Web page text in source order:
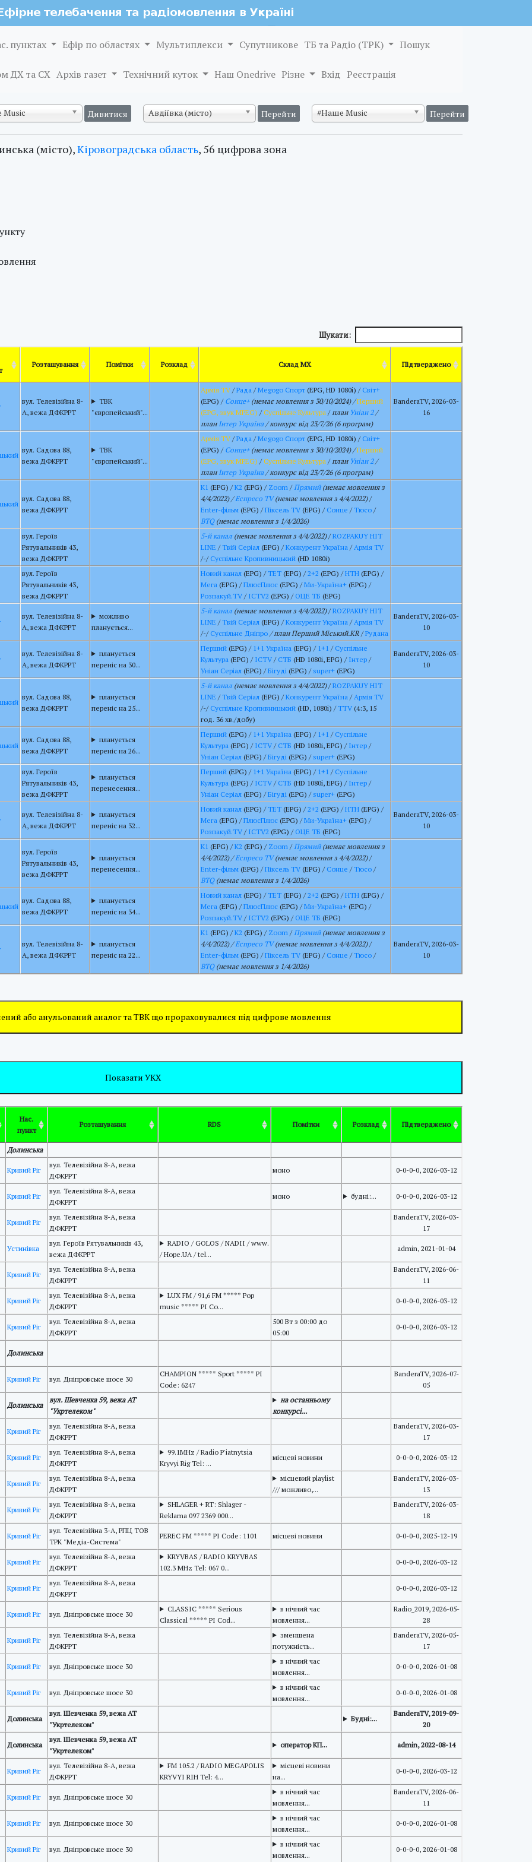
пунктах Ефір по областях Мультиплекси Супутникове ТБ та Радіо (ТРК) Пошук
ДХ та СХ Архів газет Технічний куток Наш Onedrive Різне Вхід Реєстрація
Авдіївка (місто) #Наше Music
(місто),Кіровоградська область, 56 цифрова зона
Шукати:
Розташування Помітки Розклад Склад МХ Підтверджено
вул. Телевізійна 8-
А, вежа ДФКРРТ
ТВК
"європейський"...
Армія TV /Рада /Megogo Спорт (EPG, HD 1080i) / Світ+
(EPG) / Сонце+(немає мовлення з 30/10/2024) /Перший
(EPG, звук MPEG) /Суспільне Культура /план Уніан 2/
планІнтер Україна / конкурс від 23/7/26 (6 програм)
BanderaTV, 2026-03-
16
вул. Садова 88,
вежа ДФКРРТ
ТВК
"європейський"...
Армія TV /Рада /Megogo Спорт (EPG, HD 1080i) / Світ+
(EPG) / Сонце+(немає мовлення з 30/10/2024) /Перший
(EPG, звук MPEG) /Суспільне Культура /план Уніан 2/
планІнтер Україна / конкурс від 23/7/26 (6 програм)
вул. Садова 88,
вежа ДФКРРТ
К1 (EPG) /К2 (EPG) / Zoom /Прямий(немає мовлення з
4/4/2022) /Еспресо TV(немає мовлення з 4/4/2022)/
Enter-фільм (EPG) /Піксель TV (EPG) / Сонце / Тюсо /
BTQ(немає мовлення з 1/4/2026)
вул. Героїв
Рятувальників 43,
вежа ДФКРРТ
5-й канал(немає мовлення з 4/4/2022)/ROZPAKUY HIT
LINE / Твій Серіал (EPG) /Конкурент Україна /Армія TV
/-/ Суспільне Кропивницький (HD 1080i)
вул. Героїв
Рятувальників 43,
вежа ДФКРРТ
Новий канал (EPG) / ТЕТ (EPG) /2+2 (EPG) /НТН (EPG) /
Мега (EPG) /ПлюсПлюс (EPG) /Ми-Україна+ (EPG) /
Розпакуй.TV / ICTV2 (EPG) / ОЦЕ ТБ (EPG)
вул. Телевізійна 8-
А, вежа ДФКРРТ
можливо
планується...
5-й канал(немає мовлення з 4/4/2022)/ROZPAKUY HIT
LINE / Твій Серіал (EPG) /Конкурент Україна /Армія TV
/-/ Суспільне Дніпро / план Перший Міський.KR /Рудана
BanderaTV, 2026-03-
10
вул. Телевізійна 8-
А, вежа ДФКРРТ
планується
переніс на 30...
Перший (EPG) / 1+1 Україна (EPG) / 1+1 / Суспільне
Культура (EPG) / ICTV / СТБ (HD 1080i, EPG) / Інтер /
Уніан Серіал (EPG) /Бігуді (EPG) / super+ (EPG)
BanderaTV, 2026-03-
10
вул. Садова 88,
вежа ДФКРРТ
планується
переніс на 25...
5-й канал(немає мовлення з 4/4/2022)/ROZPAKUY HIT
LINE / Твій Серіал (EPG) /Конкурент Україна /Армія TV
/-/ Суспільне Кропивницький (HD, 1080i) / TTV (4:3, 15
год. 36 хв./добу)
вул. Садова 88,
вежа ДФКРРТ
планується
переніс на 26...
Перший (EPG) / 1+1 Україна (EPG) / 1+1 / Суспільне
Культура (EPG) / ICTV / СТБ (HD 1080i, EPG) / Інтер /
Уніан Серіал (EPG) /Бігуді (EPG) / super+ (EPG)
вул. Героїв
Рятувальників 43,
вежа ДФКРРТ
планується
перенесення...
Перший (EPG) / 1+1 Україна (EPG) / 1+1 / Суспільне
Культура (EPG) / ICTV / СТБ (HD 1080i, EPG) / Інтер /
Уніан Серіал (EPG) /Бігуді (EPG) / super+ (EPG)
вул. Телевізійна 8-
А, вежа ДФКРРТ
планується
переніс на 32...
Новий канал (EPG) / ТЕТ (EPG) /2+2 (EPG) /НТН (EPG) /
Мега (EPG) /ПлюсПлюс (EPG) /Ми-Україна+ (EPG) /
Розпакуй.TV / ICTV2 (EPG) / ОЦЕ ТБ (EPG)
BanderaTV, 2026-03-
10
вул. Героїв
Рятувальників 43,
вежа ДФКРРТ
планується
перенесення...
К1 (EPG) /К2 (EPG) / Zoom /Прямий(немає мовлення з
4/4/2022) /Еспресо TV(немає мовлення з 4/4/2022)/
Enter-фільм (EPG) /Піксель TV (EPG) / Сонце / Тюсо /
BTQ(немає мовлення з 1/4/2026)
вул. Садова 88,
вежа ДФКРРТ
планується
переніс на 34...
Новий канал (EPG) / ТЕТ (EPG) /2+2 (EPG) /НТН (EPG) /
Мега (EPG) /ПлюсПлюс (EPG) /Ми-Україна+ (EPG) /
Розпакуй.TV / ICTV2 (EPG) / ОЦЕ ТБ (EPG)
вул. Телевізійна 8-
А, вежа ДФКРРТ
планується
переніс на 22...
К1 (EPG) /К2 (EPG) / Zoom /Прямий(немає мовлення з
4/4/2022) /Еспресо TV(немає мовлення з 4/4/2022)/
Enter-фільм (EPG) /Піксель TV (EPG) / Сонце / Тюсо /
BTQ(немає мовлення з 1/4/2026)
BanderaTV, 2026-03-
10
або анульований аналог та ТВК що прораховувалися під цифрове мовлення
Нас.
Розташування Помітки Розклад Підтверджено
Долинська
Показати УКХ
Нас.
пункт
Розташування RDS Помітки Розклад Підтверджено
Долинська
Кривий Ріг
вул. Телевізійна 8-А, вежа
ДФКРРТ
моно 0-0-0-0, 2026-03-12
Кривий Ріг
вул. Телевізійна 8-А, вежа
ДФКРРТ
моно будні:... 0-0-0-0, 2026-03-12
Кривий Ріг
вул. Телевізійна 8-А, вежа
ДФКРРТ
BanderaTV, 2026-03-
17
Устинівка
вул. Героїв Рятувальників 43,
вежа ДФКРРТ
RADIO / GOLOS / NADII / www.
/ Hope.UA / tel...
admin, 2021-01-04
Кривий Ріг
вул. Телевізійна 8-А, вежа
ДФКРРТ
BanderaTV, 2026-06-
11
Кривий Ріг
вул. Телевізійна 8-А, вежа
ДФКРРТ
LUX FM / 91,6 FM ***** Pop
music ***** PI Co...
0-0-0-0, 2026-03-12
Кривий Ріг
вул. Телевізійна 8-А, вежа
ДФКРРТ
500 Вт з 00:00 до
05:00
0-0-0-0, 2026-03-12
Долинська
Кривий Ріг вул. Дніпровське шосе 30
CHAMPION ***** Sport ***** PI
Code: 6247
BanderaTV, 2026-07-
05
Долинська
вул. Шевченка 59, вежа АТ
"Укртелеком"
на останньому
конкурсі...
Кривий Ріг
вул. Телевізійна 8-А, вежа
ДФКРРТ
BanderaTV, 2026-03-
17
Кривий Ріг
вул. Телевізійна 8-А, вежа
ДФКРРТ
99.1MHz / Radio P'iatnytsia
Kryvyi Rig Tel: ...
місцеві новини 0-0-0-0, 2026-03-12
Кривий Ріг
вул. Телевізійна 8-А, вежа
ДФКРРТ
місцевий playlist
/// можливо,...
BanderaTV, 2026-03-
13
Кривий Ріг
вул. Телевізійна 8-А, вежа
ДФКРРТ
SHLAGER + RT: Shlager -
Reklama 097 2369 000...
BanderaTV, 2026-03-
18
Кривий Ріг
вул. Телевізійна 3-А, РПЦ ТОВ
ТРК "Медіа-Система"
PEREC FM ***** PI Code: 1101 місцеві новини 0-0-0-0, 2025-12-19
Кривий Ріг
вул. Телевізійна 8-А, вежа
ДФКРРТ
KRYVBAS / RADIO KRYVBAS
102.3 MHz Tel: 067 0...
0-0-0-0, 2026-03-12
Кривий Ріг
вул. Телевізійна 8-А, вежа
ДФКРРТ
0-0-0-0, 2026-03-12
Кривий Ріг вул. Дніпровське шосе 30
CLASSIC ***** Serious
Classical ***** PI Cod...
в нічний час
мовлення...
Radio_2019, 2026-05-
28
Кривий Ріг
вул. Телевізійна 8-А, вежа
ДФКРРТ
зменшена
потужність...
BanderaTV, 2026-05-
17
Кривий Ріг вул. Дніпровське шосе 30
в нічний час
мовлення...
0-0-0-0, 2026-01-08
Кривий Ріг вул. Дніпровське шосе 30
в нічний час
мовлення...
0-0-0-0, 2026-01-08
Долинська
вул. Шевченка 59, вежа АТ
"Укртелеком"
Будні:...
BanderaTV, 2019-09-
20
Долинська
вул. Шевченка 59, вежа АТ
"Укртелеком"
оператор КП... admin, 2022-08-14
Кривий Ріг
вул. Телевізійна 8-А, вежа
ДФКРРТ
FM 105.2 / RADIO MEGAPOLIS
KRYVYI RIH Tel: 4...
місцеві новини
на...
0-0-0-0, 2026-03-12
Кривий Ріг вул. Дніпровське шосе 30
в нічний час
мовлення...
BanderaTV, 2026-06-
11
Кривий Ріг вул. Дніпровське шосе 30
в нічний час
мовлення...
0-0-0-0, 2026-01-08
Кривий Ріг вул. Дніпровське шосе 30
в нічний час
мовлення...
0-0-0-0, 2026-01-08